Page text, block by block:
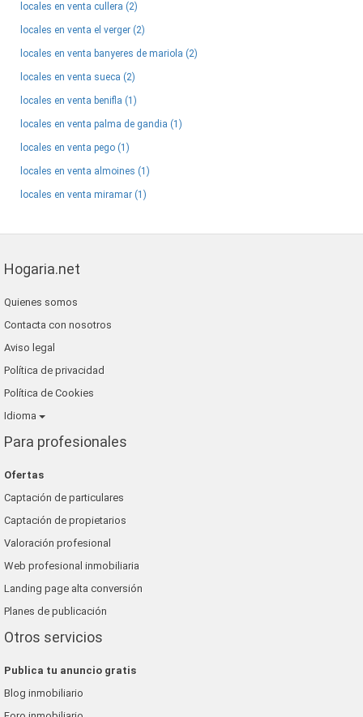
locales en venta cullera (2)
locales en venta el verger (2)
locales en venta banyeres de mariola (2)
locales en venta sueca (2)
locales en venta benifla (1)
locales en venta palma de gandia (1)
locales en venta pego (1)
locales en venta almoines (1)
locales en venta miramar (1)
Hogaria.net
Quienes somos
Contacta con nosotros
Aviso legal
Política de privacidad
Política de Cookies
Idioma
Para profesionales
Ofertas
Captación de particulares
Captación de propietarios
Valoración profesional
Web profesional inmobiliaria
Landing page alta conversión
Planes de publicación
Otros servicios
Publica tu anuncio gratis
Blog inmobiliario